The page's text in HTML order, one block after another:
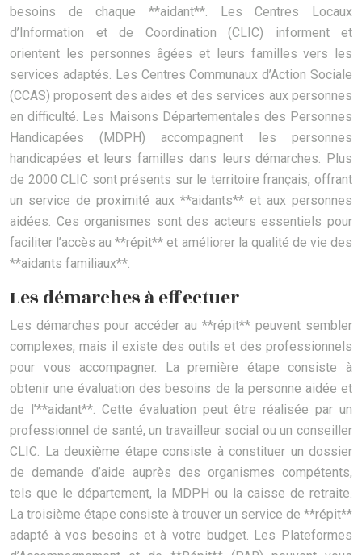
besoins de chaque **aidant**. Les Centres Locaux
d’Information et de Coordination (CLIC) informent et
orientent les personnes âgées et leurs familles vers les
services adaptés. Les Centres Communaux d’Action Sociale
(CCAS) proposent des aides et des services aux personnes
en difficulté. Les Maisons Départementales des Personnes
Handicapées (MDPH) accompagnent les personnes
handicapées et leurs familles dans leurs démarches. Plus
de 2000 CLIC sont présents sur le territoire français, offrant
un service de proximité aux **aidants** et aux personnes
aidées. Ces organismes sont des acteurs essentiels pour
faciliter l’accès au **répit** et améliorer la qualité de vie des
**aidants familiaux**.
Les démarches à effectuer
Les démarches pour accéder au **répit** peuvent sembler
complexes, mais il existe des outils et des professionnels
pour vous accompagner. La première étape consiste à
obtenir une évaluation des besoins de la personne aidée et
de l’**aidant**. Cette évaluation peut être réalisée par un
professionnel de santé, un travailleur social ou un conseiller
CLIC. La deuxième étape consiste à constituer un dossier
de demande d’aide auprès des organismes compétents,
tels que le département, la MDPH ou la caisse de retraite.
La troisième étape consiste à trouver un service de **répit**
adapté à vos besoins et à votre budget. Les Plateformes